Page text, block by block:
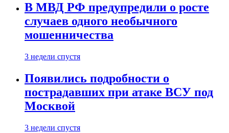
В МВД РФ предупредили о росте
случаев одного необычного
мошенничества
3 недели спустя
Появились подробности о
пострадавших при атаке ВСУ под
Москвой
3 недели спустя